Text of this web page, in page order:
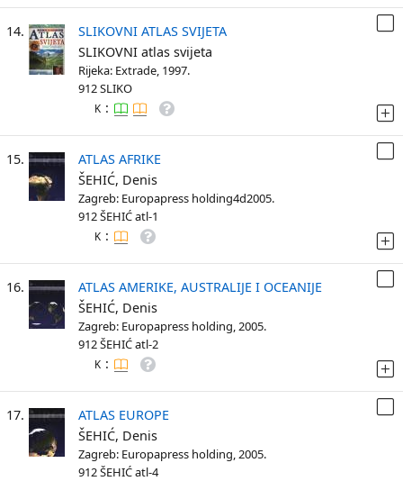
14.
SLIKOVNI ATLAS SVIJETA
SLIKOVNI atlas svijeta
Rijeka: Extrade, 1997.
912 SLIKO
K :
15.
ATLAS AFRIKE
ŠEHIĆ, Denis
Zagreb: Europapress holding4d2005.
912 ŠEHIĆ atl-1
K :
16.
ATLAS AMERIKE, AUSTRALIJE I OCEANIJE
ŠEHIĆ, Denis
Zagreb: Europapress holding, 2005.
912 ŠEHIĆ atl-2
K :
17.
ATLAS EUROPE
ŠEHIĆ, Denis
Zagreb: Europapress holding, 2005.
912 ŠEHIĆ atl-4